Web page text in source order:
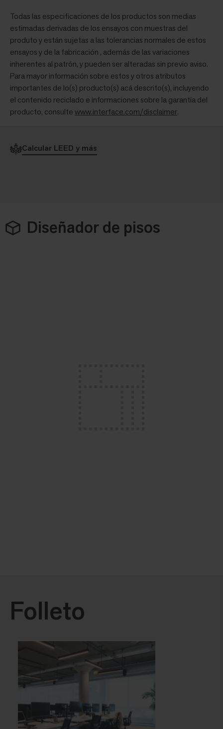
Todas las especificaciones de los productos son medias
estimadas derivadas de los ensayos con muestras del
produto y están sujetas a las tolerancias normales de estos
ensayos y de la fabricación , además de las variaciones
inherentes al patrón, y pueden ser alteradas sin previo aviso.
Para mayor información sobre estos y otros atributos
importantes de lo(s) producto(s) acá descrito(s), incluyendo
el contenido reciclado e informaciones sobre la garantía del
producto, consultewww.interface.com/disclaimer.
Calcular LEED y más
Diseñador de pisos
Folleto